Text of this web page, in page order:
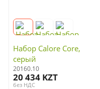
Набор Calore Core,
серый
20160.10
20 434 KZT
без НДС